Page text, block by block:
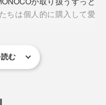
けで「ローモード」へ切
げで、軽い力でピタッと
中心とした『MOFT』の
車、カフェや公園など、
のPC作業による首や背
ちは個人的に購入して愛
私の生活に馴染みすぎて
む